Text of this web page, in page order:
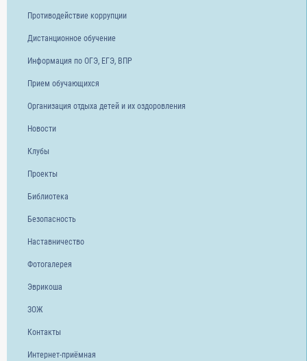
Противодействие коррупции
Дистанционное обучение
Информация по ОГЭ, ЕГЭ, ВПР
Прием обучающихся
Организация отдыха детей и их оздоровления
Новости
Клубы
Проекты
Библиотека
Безопасность
Наставничество
Фотогалерея
Эврикоша
ЗОЖ
Контакты
Интернет-приёмная